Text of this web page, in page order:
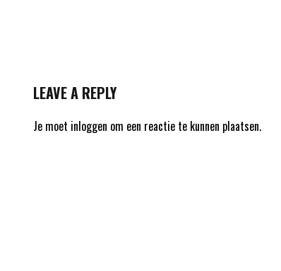
LEAVE A REPLY
Je moet inloggen om een reactie te kunnen plaatsen.